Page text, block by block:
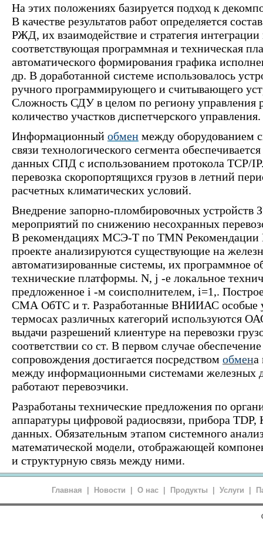
На этих положениях базируется подход к
В качестве результатов работ определяется
РЖД, их взаимодействие и стратегия
соответствующая программная и техническая
автоматического формирования графика
др. В доработанной системе использовалось
ручного программирующего и считывающего
Сложность СДУ в целом по региону управления
количество участков диспетчерского управления.
Информационный обмен между оборудованием
связи технологического сегмента
данных СПД с использованием протокола TCP/
перевозка скоропортящихся грузов в летний
расчетных климатических условий.
Внедрение запорно-пломбировочных устройств
мероприятий по снижению несохранных
В рекомендациях МСЭ-Т по TMN Рекомендации
проекте анализируются существующие на
автоматизированные системы, их программное
технические платформы. N, j -е локальное
предложенное i -м соисполнителем, i=1,.
СМА ОбТС и т. Разработанные ВНИИАС особые
термосах различных категорий используются
выдачи разрешений клиентуре на перевозки
соответствии со ст. В первом случае
сопровождения достигается посредством обмена
между информационными системами железных
работают перевозчики.
Разработаны технические предложения по
аппаратуры цифровой радиосвязи, прибора
данных. Обязательным этапом системного
математической модели, отображающей
и структурную связь между ними.
Главная Новости О нас Продукты Услуги